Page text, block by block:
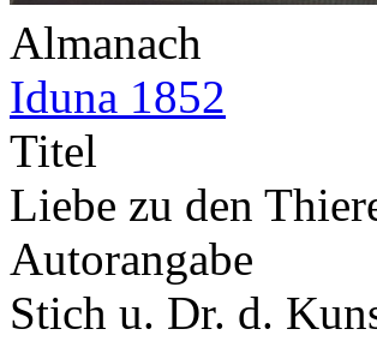
Almanach
Iduna 1852
Titel
Liebe zu den
Autorangabe
Stich u. Dr. d.